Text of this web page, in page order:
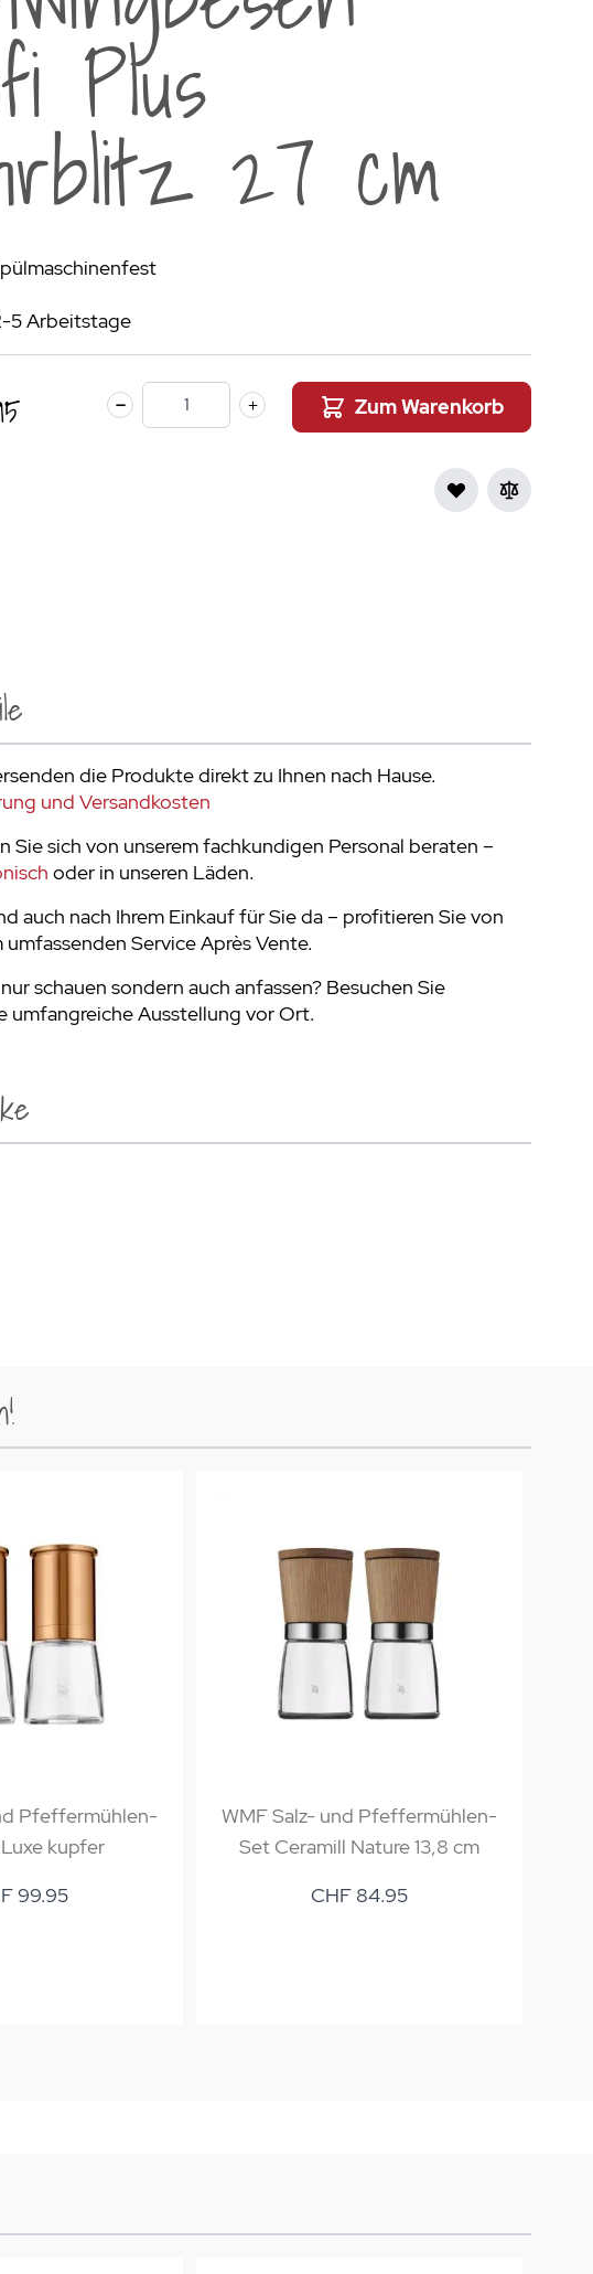
Raumdüfte
Panier des Sens Körperpflege
Reinigung >
Plus
27 cm
5 Arbeitstage
Menge Zum Warenkorb
die Produkte direkt zu Ihnen nach Hause.
und Versandkosten
Sie sich von unserem fachkundigen Personal beraten –
oder in unseren Läden.
auch nach Ihrem Einkauf für Sie da – profitieren Sie von
umfassenden Service Après Vente.
schauen sondern auch anfassen? Besuchen Sie
umfangreiche Ausstellung vor Ort.
Pfeffermühlen-
kupfer
99.95
WMF Salz- und Pfeffermühlen-
Set Ceramill Nature 13,8 cm
CHF 84.95